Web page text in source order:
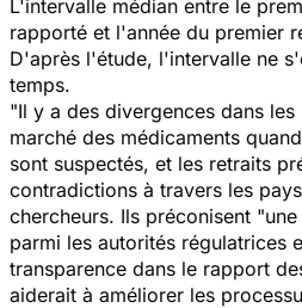
L'intervalle médian entre le
rapporté et l'année du premier
D'après l'étude, l'intervalle ne
temps.
"Il y a des divergences dans
marché des médicaments
sont suspectés, et les retraits
contradictions à travers les
chercheurs. Ils préconisent
parmi les autorités régulatrices
transparence dans le rapport
aiderait à améliorer les